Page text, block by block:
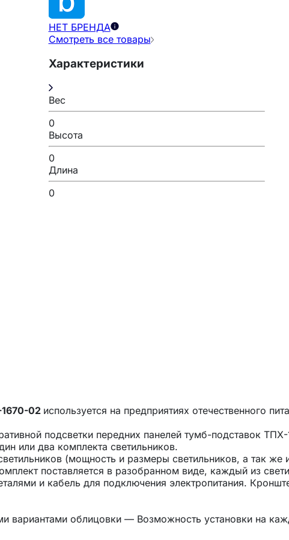
НЕТ БРЕНДА
Смотреть все товары
Характеристики
Вес
0
Высота
0
Длина
0
02 используется на предприятиях отечественного
подсветки передних панелей тумб-подставок
или два комплекта светильников.
(мощность и размеры светильников, а так
поставляется в разобранном виде, каждый из
и кабель для подключения электропитания.
облицовки — Возможность установки на